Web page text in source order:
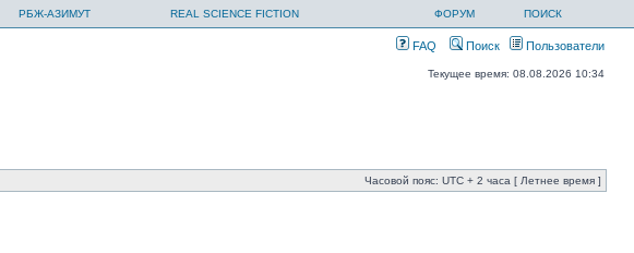
РБЖ-АЗИМУТ REAL SCIENCE FICTION ФОРУМ ПОИСК
FAQ Поиск Пользователи
Текущее время: 08.08.2026 10:34
Часовой пояс: UTC + 2 часа [ Летнее время ]